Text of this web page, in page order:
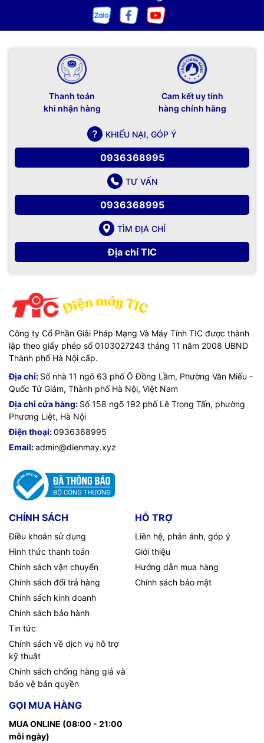
Thanh toán
khi nhận hàng
Cam kết uy tính
hàng chính hãng
KHIẾU NẠI, GÓP Ý
0936368995
TƯ VẤN
0936368995
TÌM ĐỊA CHỈ
Địa chỉ TIC
Công ty Cổ Phần Giải Pháp Mạng Và Máy Tính TIC được thành
lập theo giấy phép số 0103027243 tháng 11 năm 2008 UBND
Thành phố Hà Nội cấp.
Địa chỉ: Số nhà 11 ngõ 63 phố Ô Đồng Lầm, Phường Văn Miếu -
Quốc Tử Giám, Thành phố Hà Nội, Việt Nam
Địa chỉ cửa hàng: Số 158 ngõ 192 phố Lê Trọng Tấn, phường
Phương Liệt, Hà Nội
Điện thoại:0936368995
Email:admin@dienmay.xyz
CHÍNH SÁCH
Điều khoản sử dụng
Hình thức thanh toán
Chính sách vận chuyển
Chính sách đổi trả hàng
Chính sách kinh doanh
Chính sách bảo hành
Tin tức
Chính sách về dịch vụ hỗ trợ
kỹ thuật
Chính sách chống hàng giả và
bảo vệ bản quyền
HỖ TRỢ
Liên hệ, phản ánh, góp ý
Giới thiệu
Hướng dẫn mua hàng
Chính sách bảo mật
GỌI MUA HÀNG
MUA ONLINE (08:00 - 21:00
mỗi ngày)